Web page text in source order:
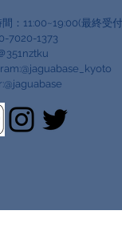
：11:00~19:00(最終受
7020-1373
351nztku